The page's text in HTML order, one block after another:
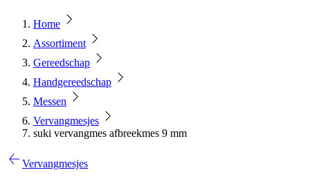
Home
Assortiment
Gereedschap
Handgereedschap
Messen
Vervangmesjes
suki vervangmes afbreekmes 9 mm
Vervangmesjes